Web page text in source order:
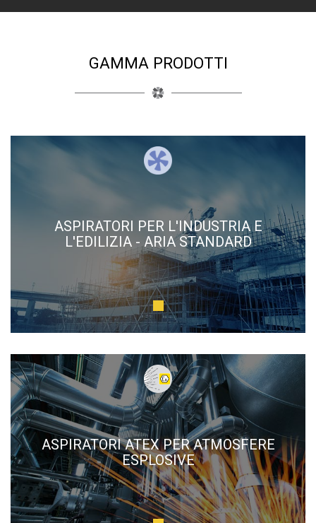
GAMMA PRODOTTI
ASPIRATORI PER L'INDUSTRIA E
L'EDILIZIA - ARIA STANDARD
ASPIRATORI ATEX PER ATMOSFERE
ESPLOSIVE